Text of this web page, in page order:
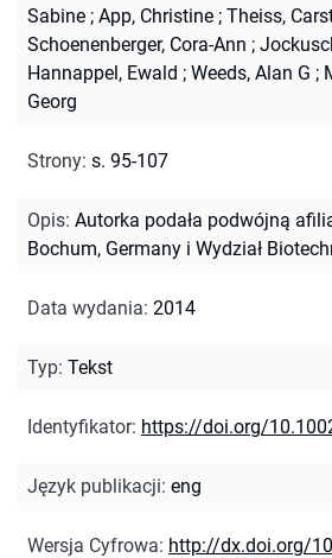
Sabine ; App, Christine ; Theiss,
Schoenenberger, Cora-Ann ;
Hannappel, Ewald ; Weeds, Alan G ;
Georg
Strony: s. 95-107
Opis: Autorka podała podwójną
Bochum, Germany i Wydział
Data wydania: 2014
Typ: Tekst
Identyfikator: https://doi.org/
Język publikacji: eng
Wersja Cyfrowa: http://dx.doi.org/